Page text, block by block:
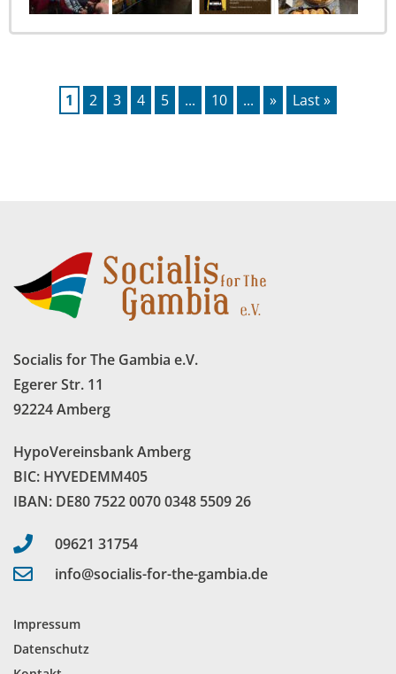
1 2 3 4 5 ... 10 ... » Last »
Socialis for The Gambia e.V.
Egerer Str. 11
92224 Amberg
HypoVereinsbank Amberg
BIC: HYVEDEMM405
IBAN: DE80 7522 0070 0348 5509 26
09621 31754
info@socialis-for-the-gambia.de
Impressum
Datenschutz